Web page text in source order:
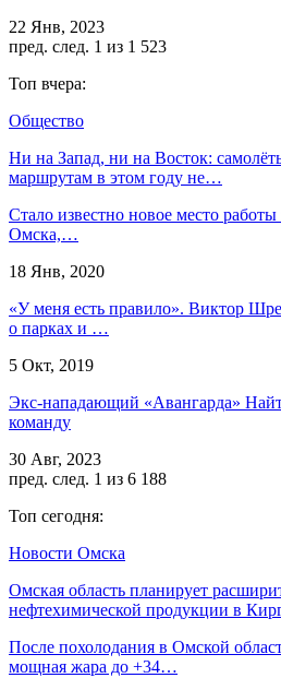
22 Янв, 2023
пред. след. 1 из 1 523
Топ вчера:
Общество
Ни на Запад, ни на Восток:
маршрутам в этом году не…
Стало известно новое место
Омска,…
18 Янв, 2020
«У меня есть правило». Виктор
о парках и …
5 Окт, 2019
Экс-нападающий «Авангарда»
команду
30 Авг, 2023
пред. след. 1 из 6 188
Топ сегодня:
Новости Омска
Омская область планирует
нефтехимической продукции в
После похолодания в Омской
мощная жара до +34…